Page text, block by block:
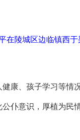
陵城区边临镇西于
康、孩子学习等情
仆意识，厚植为民